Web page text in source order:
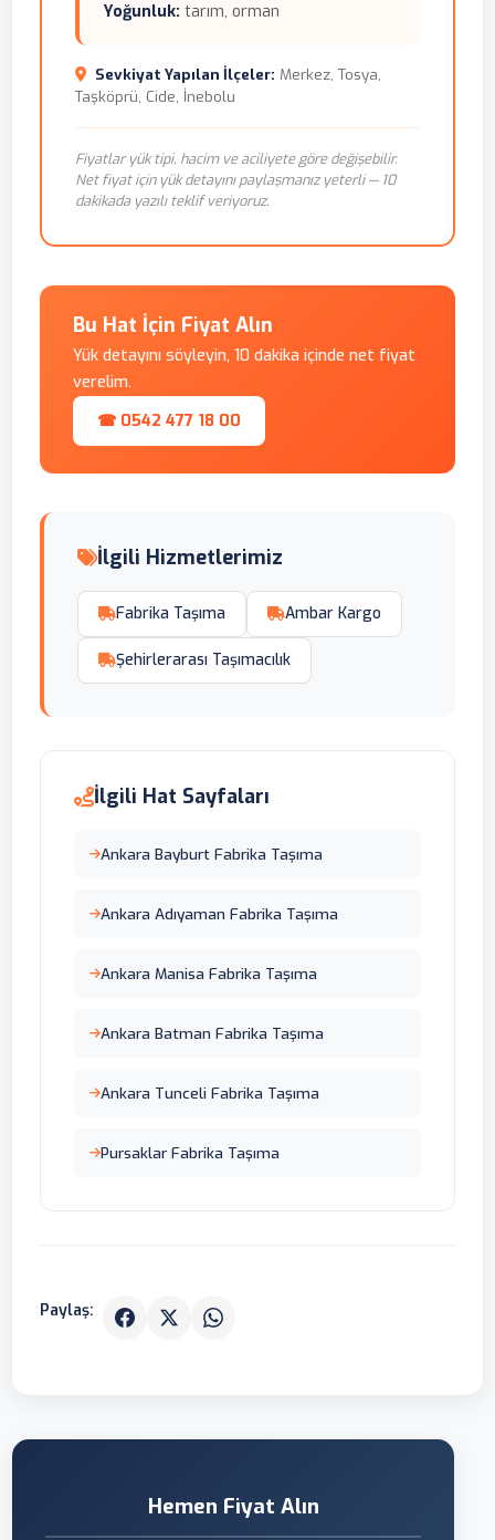
Yoğunluk: tarım, orman
Sevkiyat Yapılan İlçeler: Merkez, Tosya,
Taşköprü, Cide, İnebolu
Fiyatlar yük tipi, hacim ve aciliyete göre değişebilir.
Net fiyat için yük detayını paylaşmanız yeterli — 10
dakikada yazılı teklif veriyoruz.
Bu Hat İçin Fiyat Alın
Yük detayını söyleyin, 10 dakika içinde net fiyat
verelim.
☎ 0542 477 18 00
İlgili Hizmetlerimiz
Fabrika Taşıma Ambar Kargo
Şehirlerarası Taşımacılık
İlgili Hat Sayfaları
Ankara Bayburt Fabrika Taşıma
Ankara Adıyaman Fabrika Taşıma
Ankara Manisa Fabrika Taşıma
Ankara Batman Fabrika Taşıma
Ankara Tunceli Fabrika Taşıma
Pursaklar Fabrika Taşıma
Paylaş:
Hemen Fiyat Alın